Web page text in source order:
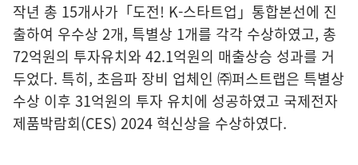
작년 총 15개사가「도전! K-스타트업」통합본선에 진
출하여 우수상 2개, 특별상 1개를 각각 수상하였고, 총
72억원의 투자유치와 42.1억원의 매출상승 성과를 거
두었다. 특히, 초음파 장비 업체인 ㈜퍼스트랩은 특별상
수상 이후 31억원의 투자 유치에 성공하였고 국제전자
제품박람회(CES) 2024 혁신상을 수상하였다.